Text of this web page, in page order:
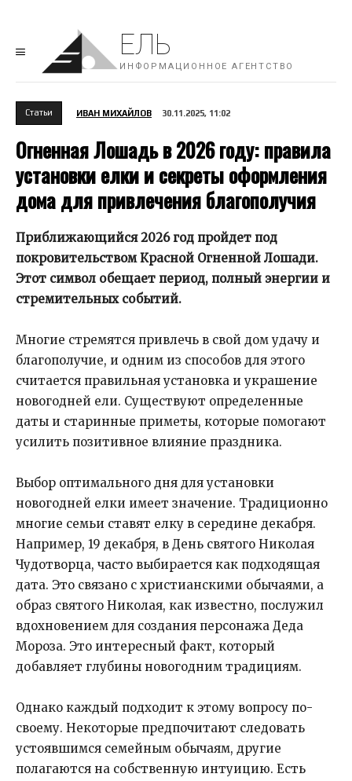
ЕЛЬ
ИНФОРМАЦИОННОЕ АГЕНТСТВО
Cтатьи ИВАН МИХАЙЛОВ 30.11.2025, 11:02
Огненная Лошадь в 2026 году: правила
установки елки и секреты оформления
дома для привлечения благополучия
Приближающийся 2026 год пройдет под
покровительством Красной Огненной Лошади.
Этот символ обещает период, полный энергии и
стремительных событий.
Многие стремятся привлечь в свой дом удачу и
благополучие, и одним из способов для этого
считается правильная установка и украшение
новогодней ели. Существуют определенные
даты и старинные приметы, которые помогают
усилить позитивное влияние праздника.
Выбор оптимального дня для установки
новогодней елки имеет значение. Традиционно
многие семьи ставят елку в середине декабря.
Например, 19 декабря, в День святого Николая
Чудотворца, часто выбирается как подходящая
дата. Это связано с христианскими обычаями, а
образ святого Николая, как известно, послужил
вдохновением для создания персонажа Деда
Мороза. Это интересный факт, который
добавляет глубины новогодним традициям.
Однако каждый подходит к этому вопросу по-
своему. Некоторые предпочитают следовать
устоявшимся семейным обычаям, другие
полагаются на собственную интуицию. Есть